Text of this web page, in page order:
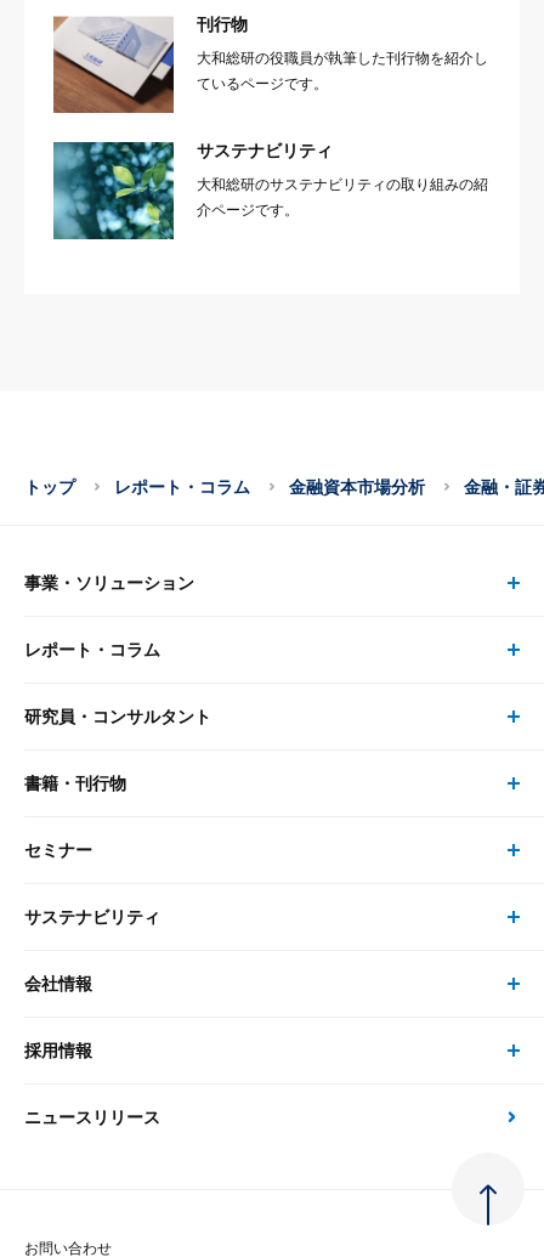
刊行物
大和総研の役職員が執筆した刊行物を紹介し
ているページです。
サステナビリティ
大和総研のサステナビリティの取り組みの紹
介ページです。
トップ レポート・コラム 金融資本市場分析 金融・証
事業・ソリューション
事業・ソリューション トップ
リサーチ
大和総研の強み
先端テクノロジーに基づく新たな価値の創出
レポート・コラム
レポート・コラム トップ
最新のレポート・コラム
政策分析
研究員・コンサルタント
研究員・コンサルタント トップ
研究員
書籍・刊行物
書籍・刊行物 トップ
書籍
セミナー
セミナー トップ
現在受付中のセミナー・イベント
サステナビリティ
サステナビリティの取り組み
次世代社会への貢献
会社情報
会社情報 トップ
会社概要・役員一覧
採用情報
採用情報 トップ
ニュースリリース
お問い合わせ